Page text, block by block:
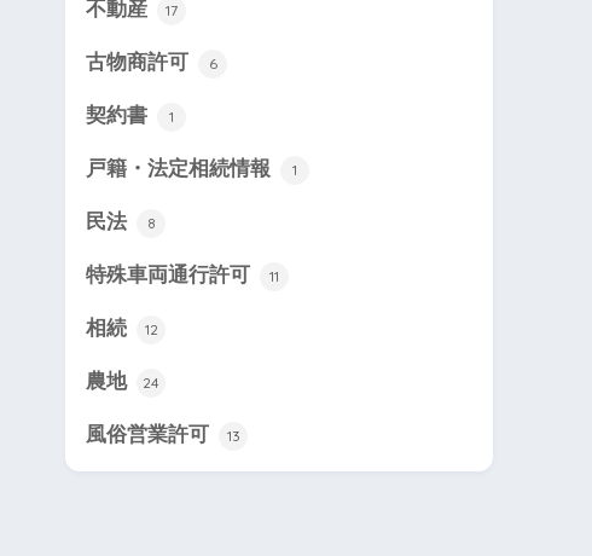
不動産 17
古物商許可 6
契約書 1
戸籍・法定相続情報 1
民法 8
特殊車両通行許可 11
相続 12
農地 24
風俗営業許可 13